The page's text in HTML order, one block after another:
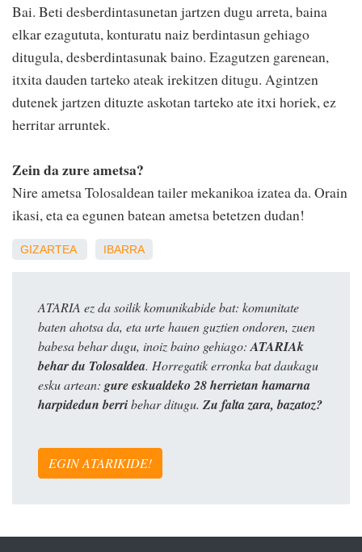
Bai. Beti desberdintasunetan jartzen dugu arreta, baina
elkar ezagututa, konturatu naiz berdintasun gehiago
ditugula, desberdintasunak baino. Ezagutzen garenean,
itxita dauden tarteko ateak irekitzen ditugu. Agintzen
dutenek jartzen dituzte askotan tarteko ate itxi horiek, ez
herritar arruntek.
Zein da zure ametsa?
Nire ametsa Tolosaldean tailer mekanikoa izatea da. Orain
ikasi, eta ea egunen batean ametsa betetzen dudan!
GIZARTEA IBARRA
ATARIA ez da soilik komunikabide bat: komunitate
baten ahotsa da, eta urte hauen guztien ondoren, zuen
babesa behar dugu, inoiz baino gehiago:ATARIAk
behar du Tolosaldea. Horregatik erronka bat daukagu
esku artean: gure eskualdeko 28 herrietan hamarna
harpidedun berribehar ditugu. Zu falta zara, bazatoz?
EGIN ATARIKIDE!